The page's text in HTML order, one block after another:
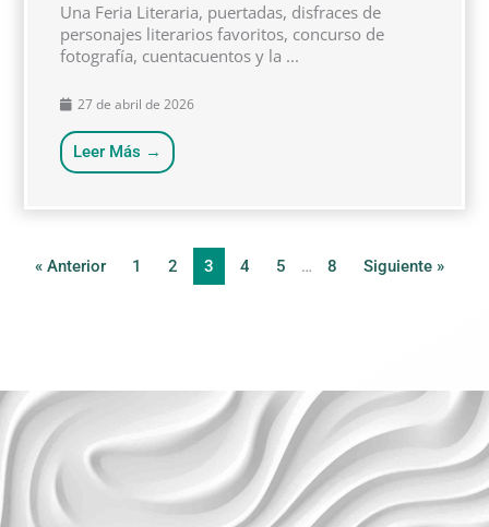
Una Feria Literaria, puertadas, disfraces de
personajes literarios favoritos, concurso de
fotografía, cuentacuentos y la ...
27 de abril de 2026
Leer Más →
« Anterior 1 2 3 4 5 … 8 Siguiente »